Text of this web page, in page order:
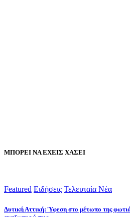
ΜΠΟΡΕΙ ΝΑ ΕΧΕΙΣ ΧΑΣΕΙ
Featured Ειδήσεις Τελευταία Νέα
Δυτική Αττική: Ύφεση στο μέτωπο της